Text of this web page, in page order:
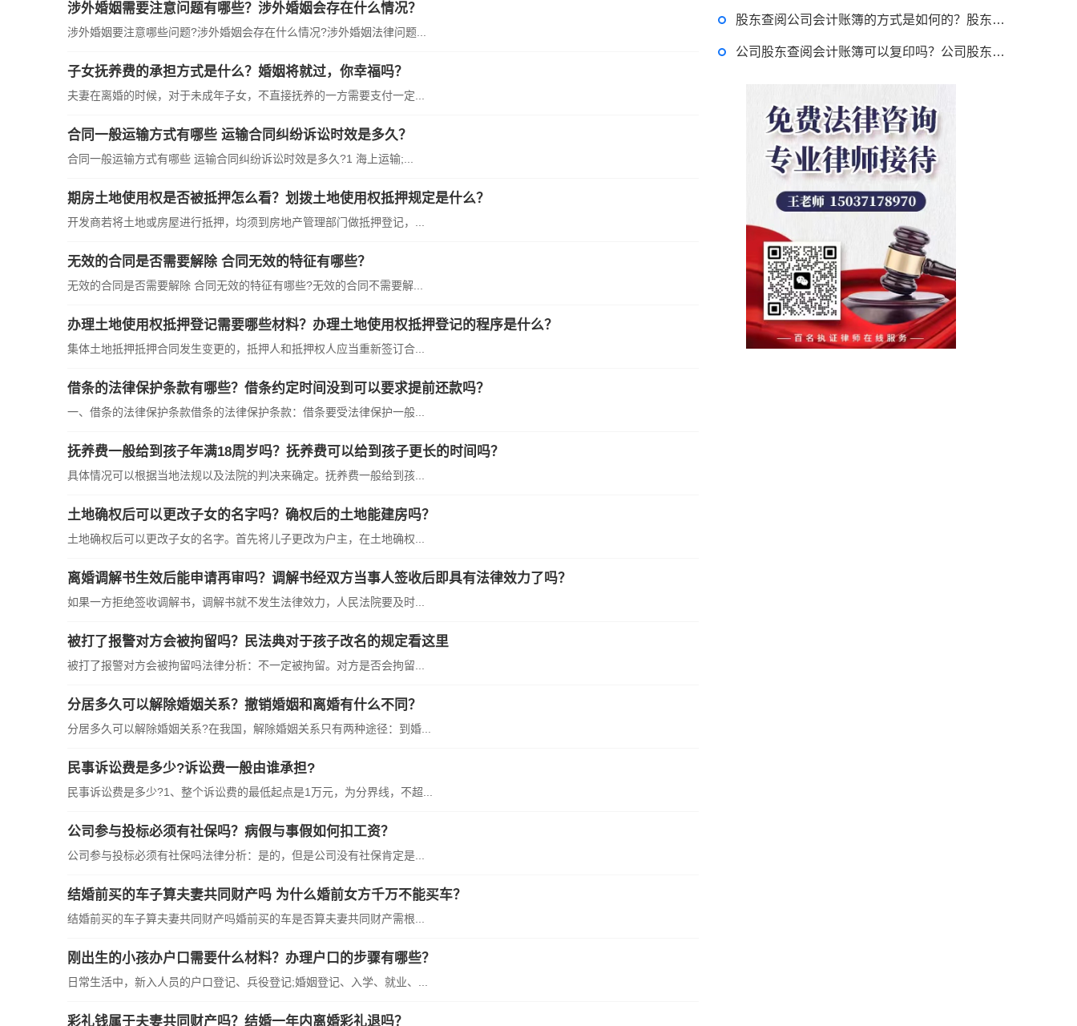
涉外婚姻需要注意问题有哪些？涉外婚姻会存在什么情况？
涉外婚姻要注意哪些问题?涉外婚姻会存在什么情况?涉外婚姻法律问题...
子女抚养费的承担方式是什么？婚姻将就过，你幸福吗？
夫妻在离婚的时候，对于未成年子女，不直接抚养的一方需要支付一定...
合同一般运输方式有哪些 运输合同纠纷诉讼时效是多久？
合同一般运输方式有哪些 运输合同纠纷诉讼时效是多久?1 海上运输;...
期房土地使用权是否被抵押怎么看？划拨土地使用权抵押规定是什么？
开发商若将土地或房屋进行抵押，均须到房地产管理部门做抵押登记，...
无效的合同是否需要解除 合同无效的特征有哪些？
无效的合同是否需要解除 合同无效的特征有哪些?无效的合同不需要解...
办理土地使用权抵押登记需要哪些材料？办理土地使用权抵押登记的程序是什么？
集体土地抵押抵押合同发生变更的，抵押人和抵押权人应当重新签订合...
借条的法律保护条款有哪些？借条约定时间没到可以要求提前还款吗？
一、借条的法律保护条款借条的法律保护条款：借条要受法律保护一般...
抚养费一般给到孩子年满18周岁吗？抚养费可以给到孩子更长的时间吗？
具体情况可以根据当地法规以及法院的判决来确定。抚养费一般给到孩...
土地确权后可以更改子女的名字吗？确权后的土地能建房吗？
土地确权后可以更改子女的名字。首先将儿子更改为户主，在土地确权...
离婚调解书生效后能申请再审吗？调解书经双方当事人签收后即具有法律效力了吗？
如果一方拒绝签收调解书，调解书就不发生法律效力，人民法院要及时...
被打了报警对方会被拘留吗？民法典对于孩子改名的规定看这里
被打了报警对方会被拘留吗法律分析：不一定被拘留。对方是否会拘留...
分居多久可以解除婚姻关系？撤销婚姻和离婚有什么不同？
分居多久可以解除婚姻关系?在我国，解除婚姻关系只有两种途径：到婚...
民事诉讼费是多少?诉讼费一般由谁承担?
民事诉讼费是多少?1、整个诉讼费的最低起点是1万元，为分界线，不超...
公司参与投标必须有社保吗？病假与事假如何扣工资？
公司参与投标必须有社保吗法律分析：是的，但是公司没有社保肯定是...
结婚前买的车子算夫妻共同财产吗 为什么婚前女方千万不能买车？
结婚前买的车子算夫妻共同财产吗婚前买的车是否算夫妻共同财产需根...
刚出生的小孩办户口需要什么材料？办理户口的步骤有哪些？
日常生活中，新入人员的户口登记、兵役登记;婚姻登记、入学、就业、...
彩礼钱属于夫妻共同财产吗？结婚一年内离婚彩礼退吗？
侵占罪的法律责任是什么？侵占罪的构成要件 侵占罪单位能否构成？
股东查阅公司会计账簿的方式是如何的？股东查阅账簿正当目的怎么认定？
公司股东查阅会计账簿可以复印吗？公司股东会计账簿查阅权的行使程序及方式有哪些？